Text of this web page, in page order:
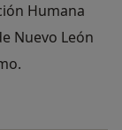
Humana
Nuevo León